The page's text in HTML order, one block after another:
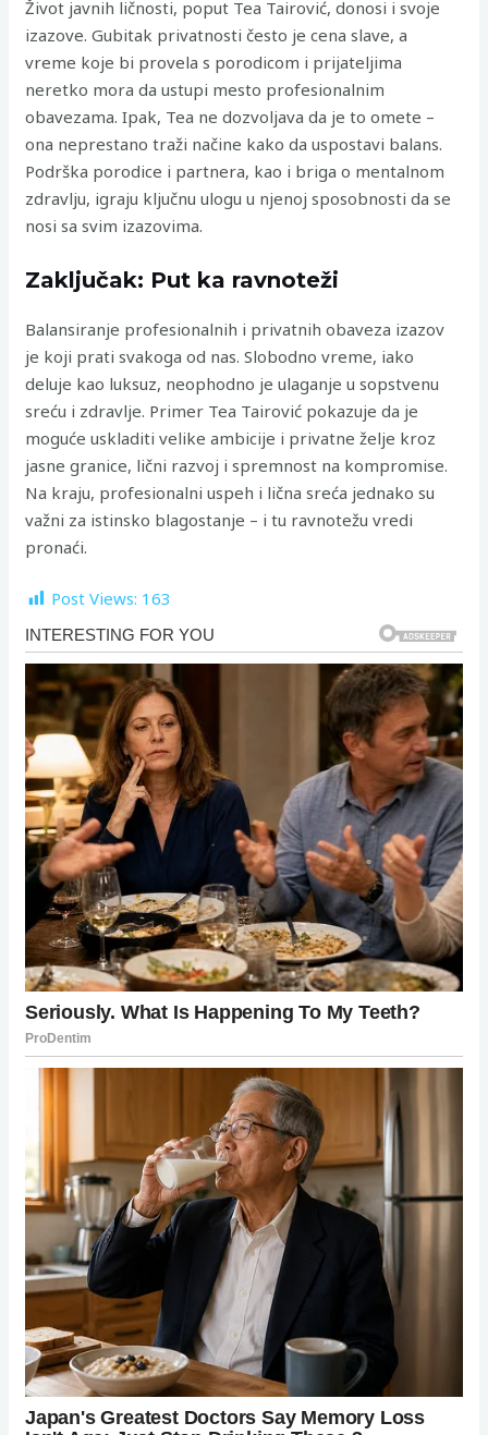
Život javnih ličnosti, poput Tea Tairović, donosi i svoje
izazove. Gubitak privatnosti često je cena slave, a
vreme koje bi provela s porodicom i prijateljima
neretko mora da ustupi mesto profesionalnim
obavezama. Ipak, Tea ne dozvoljava da je to omete –
ona neprestano traži načine kako da uspostavi balans.
Podrška porodice i partnera, kao i briga o mentalnom
zdravlju, igraju ključnu ulogu u njenoj sposobnosti da se
nosi sa svim izazovima.
Zaključak: Put ka ravnoteži
Balansiranje profesionalnih i privatnih obaveza izazov
je koji prati svakoga od nas. Slobodno vreme, iako
deluje kao luksuz, neophodno je ulaganje u sopstvenu
sreću i zdravlje. Primer Tea Tairović pokazuje da je
moguće uskladiti velike ambicije i privatne želje kroz
jasne granice, lični razvoj i spremnost na kompromise.
Na kraju, profesionalni uspeh i lična sreća jednako su
važni za istinsko blagostanje – i tu ravnotežu vredi
pronaći.
Post Views: 163